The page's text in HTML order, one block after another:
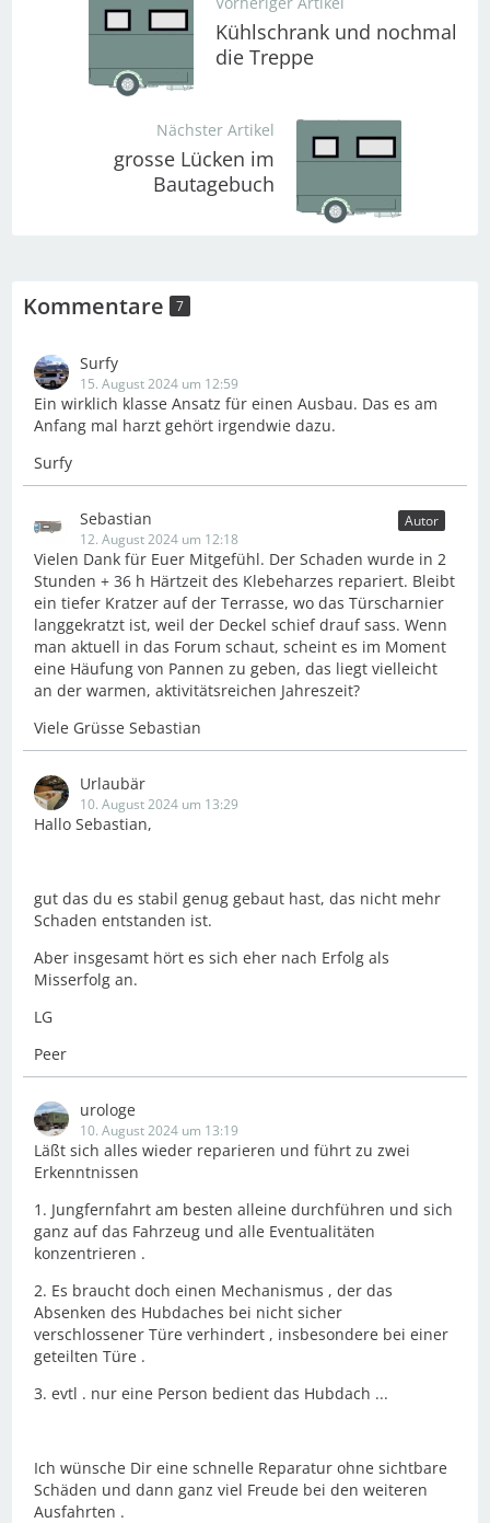
Kühlschrank und nochmal
die Treppe
Nächster Artikel
grosse Lücken im
Bautagebuch
Kommentare 7
Surfy
15. August 2024 um 12:59
Ein wirklich klasse Ansatz für einen Ausbau. Das es am
Anfang mal harzt gehört irgendwie dazu.
Surfy
Sebastian
12. August 2024 um 12:18
Autor
Vielen Dank für Euer Mitgefühl. Der Schaden wurde in 2
Stunden + 36 h Härtzeit des Klebeharzes repariert. Bleibt
ein tiefer Kratzer auf der Terrasse, wo das Türscharnier
langgekratzt ist, weil der Deckel schief drauf sass. Wenn
man aktuell in das Forum schaut, scheint es im Moment
eine Häufung von Pannen zu geben, das liegt vielleicht
an der warmen, aktivitätsreichen Jahreszeit?
Viele Grüsse Sebastian
Urlaubär
10. August 2024 um 13:29
Hallo Sebastian,
gut das du es stabil genug gebaut hast, das nicht mehr
Schaden entstanden ist.
Aber insgesamt hört es sich eher nach Erfolg als
Misserfolg an.
LG
Peer
urologe
10. August 2024 um 13:19
Läßt sich alles wieder reparieren und führt zu zwei
Erkenntnissen
1. Jungfernfahrt am besten alleine durchführen und sich
ganz auf das Fahrzeug und alle Eventualitäten
konzentrieren .
2. Es braucht doch einen Mechanismus , der das
Absenken des Hubdaches bei nicht sicher
verschlossener Türe verhindert , insbesondere bei einer
geteilten Türe .
3. evtl . nur eine Person bedient das Hubdach ...
Ich wünsche Dir eine schnelle Reparatur ohne sichtbare
Schäden und dann ganz viel Freude bei den weiteren
Ausfahrten .